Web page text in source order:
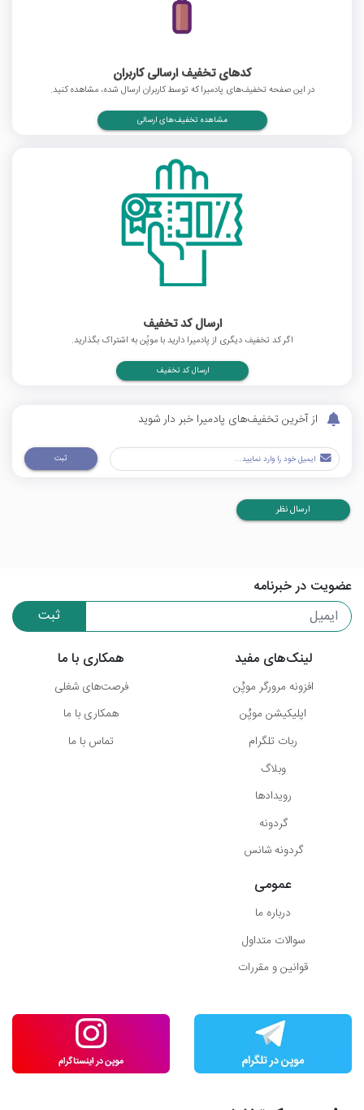
کدهای تخفیف ارسالی کاربران
در این صفحه تخفیف‌های پادمیرا که توسط کاربران ارسال شده، مشاهده کنید.
مشاهده تخفیف‌های ارسالی
ارسال کد تخفیف
اگر کد تخفیف دیگری از پادمیرا دارید با موپُن به اشتراک بگذارید.
ارسال کد تخفیف
از آخرین تخفیف‌های پادمیرا خبر دار شوید
ثبت
ارسال نظر
عضویت در خبرنامه
ثبت
لینک‌های مفید
افزونه مرورگر موپُن
اپلیکیشن موپُن
ربات تلگرام
وبلاگ
رویدادها
گردونه
گردونه شانس
همکاری با ما
فرصت‌های شغلی
همکاری با ما
تماس با ما
عمومی
درباره ما
سوالات متداول
قوانین و مقررات